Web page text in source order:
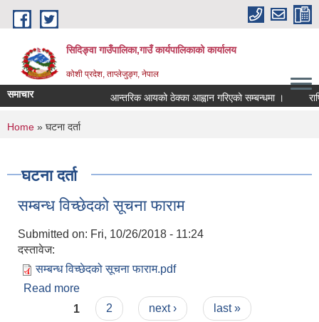
Skip to main content
सिदिङ्वा गाउँपालिका,गाउँ कार्यपालिकाको कार्यालय
कोशी प्रदेश, ताप्लेजुङ्ग, नेपाल
समाचार आन्तरिक आयको ठेक्का आह्वान गरिएको सम्बन्धमा ।
You are here
Home » घटना दर्ता
घटना दर्ता
सम्बन्ध विच्छेदको सूचना फाराम
Submitted on: Fri, 10/26/2018 - 11:24
दस्तावेज:
सम्बन्ध विच्छेदको सूचना फाराम.pdf
Read more
Pages
1 2 next › last »